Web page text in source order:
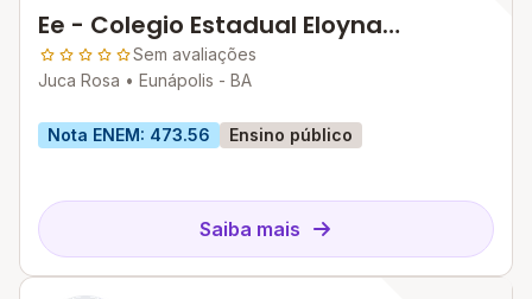
Ee - Colegio Estadual Eloyna
BarradasSem avaliações
Juca Rosa • Eunápolis - BA
Nota ENEM: 473.56 Ensino público
Saiba mais